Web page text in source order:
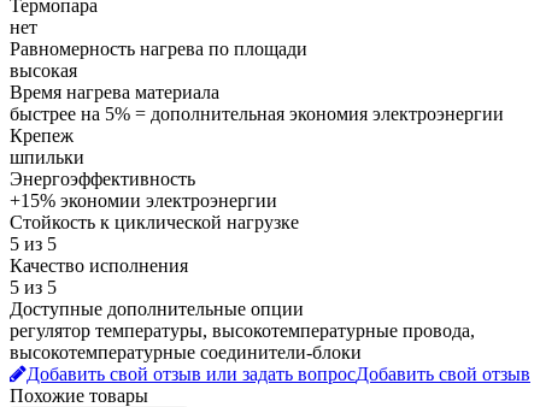
Термопара
нет
Равномерность нагрева по площади
высокая
Время нагрева материала
быстрее на 5% = дополнительная экономия электроэнергии
Крепеж
шпильки
Энергоэффективность
+15% экономии электроэнергии
Стойкость к циклической нагрузке
5 из 5
Качество исполнения
5 из 5
Доступные дополнительные опции
регулятор температуры, высокотемпературные провода,
высокотемпературные соединители-блоки
Добавить свой отзыв или задать вопросДобавить свой отзыв
Похожие товары